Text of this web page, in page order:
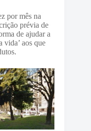
por mês na
prévia de
de ajudar a
vida’ aos que